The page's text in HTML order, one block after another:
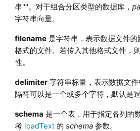
串""。对于组合分区类型的数据库，
字符串向量。
filename是字符串，表示数据文件的
格式的文件。若传入其他格式文件，
性。
delimiter字符串标量，表示数据文
隔符可以是一个或多个字符，默认是逗
schema 是一个表，用于指定各列的
考 loadText的 schema参数。